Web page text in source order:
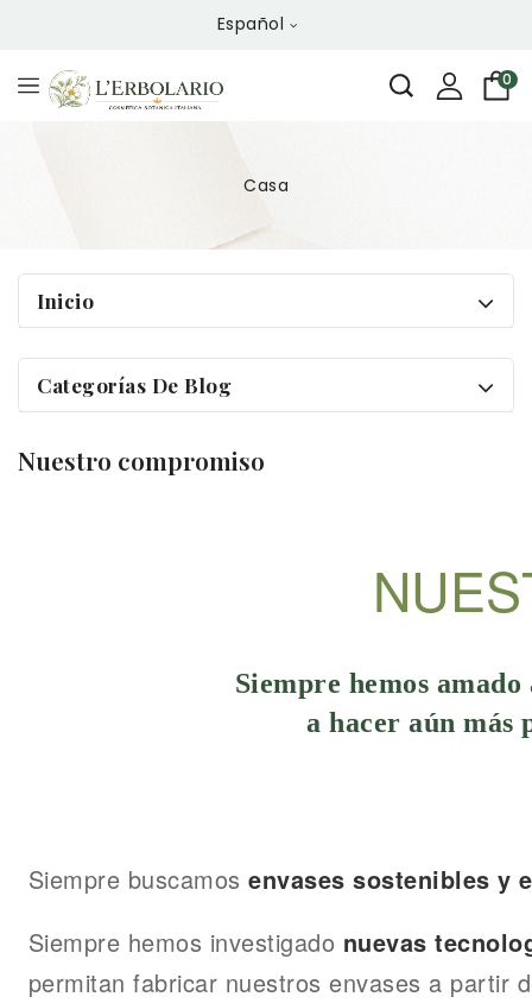
Español
0
Casa
Inicio
Categorías De Blog
Nuestro compromiso
Siempre hemos
a hacer aún
Siempre buscamosenvases sostenibles y
Siempre hemos investigado nuevas
permitan fabricar nuestros envases a partir